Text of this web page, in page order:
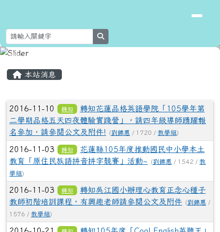
本站消息
文章列表
2016-11-10 轉知
轉知花蓮品格英語學院「105學年第
二學期品格五天四夜體驗實踐營」，請四年級導師踴躍報
名參加，請參閱公文及附件!
(劉錦惠 / 1720 / 教學組)
2016-11-03 轉知
花蓮縣105年度推動國民中小學本土
教育「原住民族語拼音拼字競賽」活動~
(劉錦惠 / 1542 / 教
學組)
2016-11-03 轉知
轉知吳江國小辦理心教育正念心種子
教師初階培訓課程，有興趣老師請參閱公文及附件 (劉錦惠 /
1576 / 教學組)